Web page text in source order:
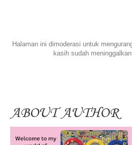
Halaman ini dimoderasi untuk
kasih sudah
ABOUT AUTHOR